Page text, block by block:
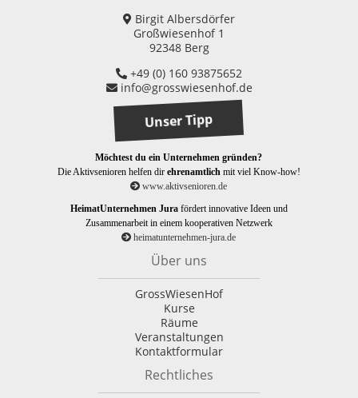
Birgit Albersdörfer
Großwiesenhof 1
92348 Berg
+49 (0) 160 93875652
info@grosswiesenhof.de
Unser Tipp
Möchtest du ein Unternehmen gründen?
Die Aktivsenioren helfen dir ehrenamtlichmit viel Know-how!
www.aktivsenioren.de
HeimatUnternehmen Jura fördert innovative Ideen und
Zusammenarbeit in einem kooperativen Netzwerk
heimatunternehmen-jura.de
Über uns
GrossWiesenHof
Kurse
Räume
Veranstaltungen
Kontaktformular
Rechtliches